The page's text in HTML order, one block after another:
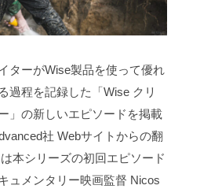
ターがWise製品を使って優れ
過程を記録した「Wise クリ
」の新しいエピソードを掲載
社 Webサイトからの翻
本シリーズの初回エピソード
ュメンタリー映画監督 Nicos